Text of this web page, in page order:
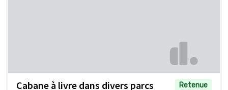
Cabane à livre dans divers parcs
Retenue